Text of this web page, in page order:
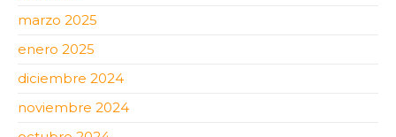
marzo 2025
enero 2025
diciembre 2024
noviembre 2024